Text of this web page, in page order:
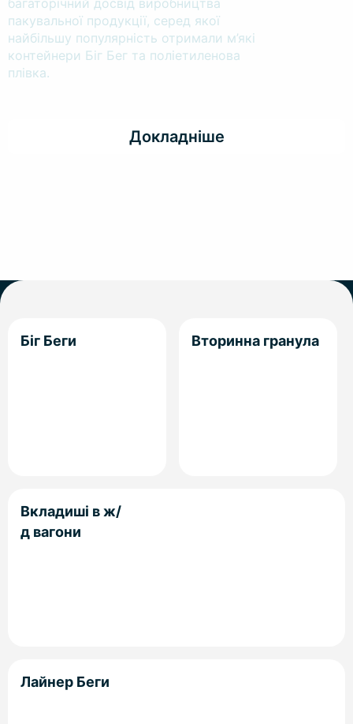
пакувальної продукції, серед якої
найбільшу популярність отримали м’які
контейнери Біг Бег та поліетиленова
плівка.
Докладніше
Біг Беги Вторинна гранула
Вкладиші в ж/
д вагони
Лайнер Беги